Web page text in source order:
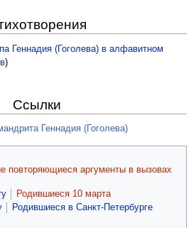
Геннадия (Гоголева) в алфавитном
)
Ссылки
Геннадия (Гоголева)
повторяющиеся аргументы в вызовах
Родившиеся 10 марта
Родившиеся в Санкт-Петербурге